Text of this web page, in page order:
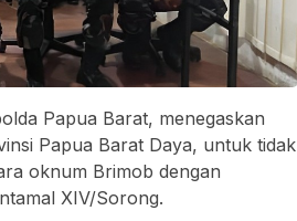
Papua Barat, menegaskan
Papua Barat Daya, untuk tidak
oknum Brimob dengan
XIV/Sorong.